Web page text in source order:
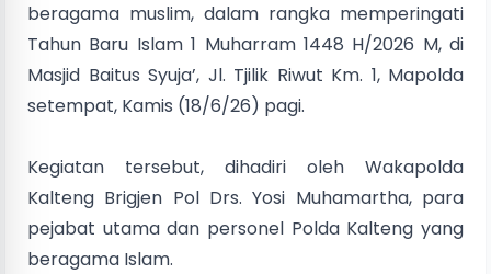
beragama muslim, dalam rangka memperingati
Tahun Baru Islam 1 Muharram 1448 H/2026 M, di
Masjid Baitus Syuja’, Jl. Tjilik Riwut Km. 1, Mapolda
setempat, Kamis (18/6/26) pagi.
Kegiatan tersebut, dihadiri oleh Wakapolda
Kalteng Brigjen Pol Drs. Yosi Muhamartha, para
pejabat utama dan personel Polda Kalteng yang
beragama Islam.